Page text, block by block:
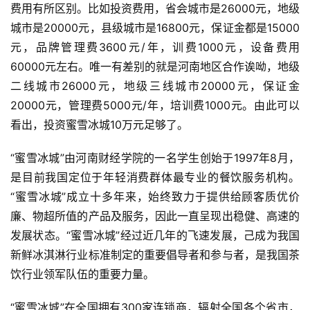
费用有所区别。比如投资费用，省会城市是26000元，地级
城市是20000元，县级城市是16800元，保证金都是15000
元，品牌管理费3600元/年，训费1000元，设备费用
60000元左右。唯一有差别的就是河南地区合作诶呦，地级
二线城市26000元，地级三线城市20000元，保证金
20000元，管理费5000元/年，培训费1000元。由此可以
看出，投资蜜雪冰城10万元足够了。
“蜜雪冰城”由河南财经学院的一名学生创始于1997年8月，
是目前我国定位于年轻消费群体最专业的餐饮服务机构。
“蜜雪冰城”成立十多年来，始终致力于提供给顾客质优价
廉、物超所值的产品及服务，因此一直呈现出稳健、高速的
发展状态。“蜜雪冰城”经过近几年的飞速发展，己成为我国
新鲜冰淇淋行业标准制定的重要倡导者和参与者，是我国茶
饮行业领军队伍的重要力量。
“蜜雪冰城”在全国拥有300家连锁商，辐射全国各个省市，